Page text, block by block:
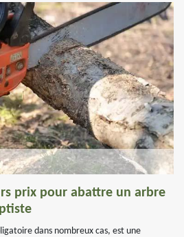
prix pour abattre un arbre
dans nombreux cas, est une